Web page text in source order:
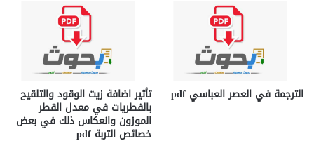
الترجمة في العصر العباسي pdf تأثير اضافة زيت الوقود والتلقيح
بالفطريات في معدل القطر
الموزون وانعكاس ذلك في بعض
خصائص التربة pdf